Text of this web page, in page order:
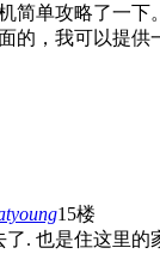
简单攻略了一下。
的，我可以提供
15楼
. 也是住这里的